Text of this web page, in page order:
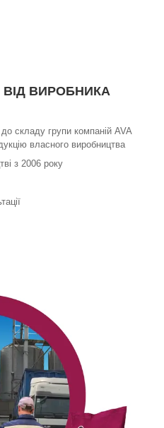
ВИРОБНИКА
складу групи компаній AVA
власного виробництва
з 2006 року